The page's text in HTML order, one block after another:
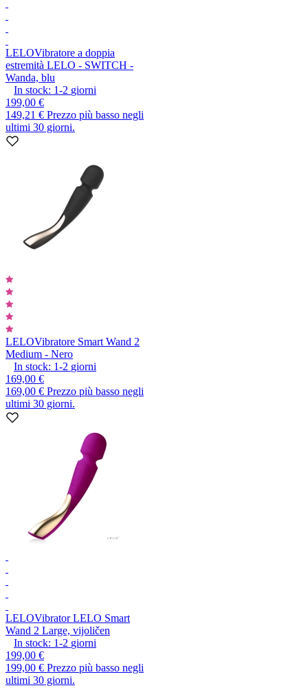
LELOVibratore a doppia
estremità LELO - SWITCH -
Wanda, blu
In stock: 1-2 giorni
199,00 €
149,21 € Prezzo più basso negli
ultimi 30 giorni.
LELOVibratore Smart Wand 2
Medium - Nero
In stock: 1-2 giorni
169,00 €
169,00 € Prezzo più basso negli
ultimi 30 giorni.
LELOVibrator LELO Smart
Wand 2 Large, vijoličen
In stock: 1-2 giorni
199,00 €
199,00 € Prezzo più basso negli
ultimi 30 giorni.